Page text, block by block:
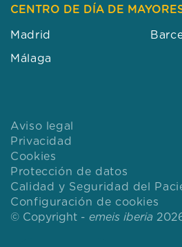
CENTRO DE DÍA DE
Madrid
Málaga
© Copyright - emeis iberia
Aviso legal
Privacidad
Cookies
Protección de datos
Calidad y Seguridad del
Configuración de cookies